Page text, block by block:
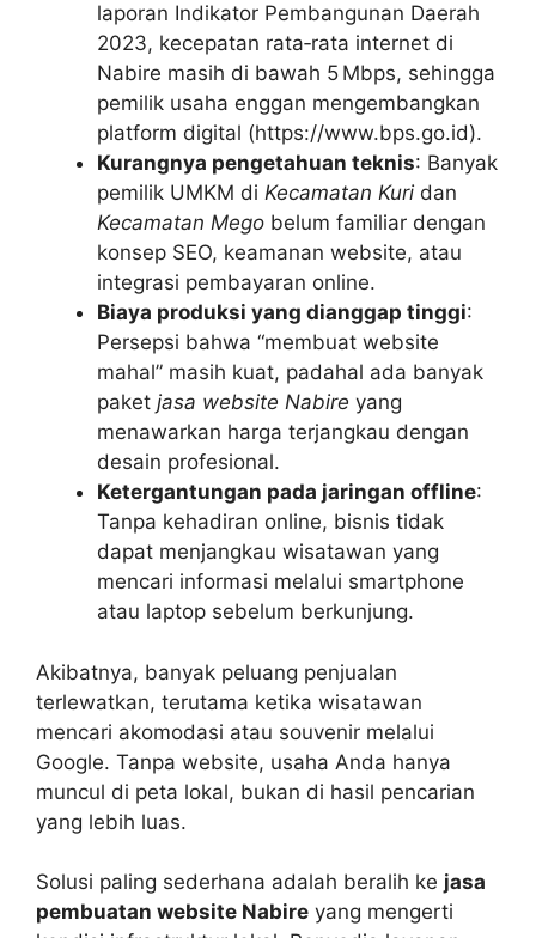
laporan Indikator Pembangunan Daerah
2023, kecepatan rata‑rata internet di
Nabire masih di bawah 5 Mbps, sehingga
pemilik usaha enggan mengembangkan
platform digital (https://www.bps.go.id).
Kurangnya pengetahuan teknis: Banyak
pemilik UMKM di Kecamatan Kuri dan
Kecamatan Mego belum familiar dengan
konsep SEO, keamanan website, atau
integrasi pembayaran online.
Biaya produksi yang dianggap tinggi:
Persepsi bahwa “membuat website
mahal” masih kuat, padahal ada banyak
paket jasa website Nabire yang
menawarkan harga terjangkau dengan
desain profesional.
Ketergantungan pada jaringan offline:
Tanpa kehadiran online, bisnis tidak
dapat menjangkau wisatawan yang
mencari informasi melalui smartphone
atau laptop sebelum berkunjung.
Akibatnya, banyak peluang penjualan
terlewatkan, terutama ketika wisatawan
mencari akomodasi atau souvenir melalui
Google. Tanpa website, usaha Anda hanya
muncul di peta lokal, bukan di hasil pencarian
yang lebih luas.
Solusi paling sederhana adalah beralih ke jasa
pembuatan website Nabire yang mengerti